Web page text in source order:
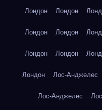
Лондон Лондон
Лондон Лондон
Лондон Лондон
Лондон Лос-Анджелес
Лос-Анджелес